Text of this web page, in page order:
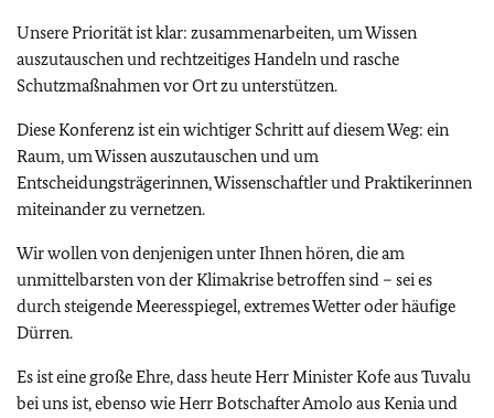
Unsere Priorität ist klar: zusammenarbeiten, um Wissen
auszutauschen und rechtzeitiges Handeln und rasche
Schutzmaßnahmen vor Ort zu unterstützen.
Diese Konferenz ist ein wichtiger Schritt auf diesem Weg: ein
Raum, um Wissen auszutauschen und um
Entscheidungsträgerinnen, Wissenschaftler und Praktikerinnen
miteinander zu vernetzen.
Wir wollen von denjenigen unter Ihnen hören, die am
unmittelbarsten von der Klimakrise betroffen sind – sei es
durch steigende Meeresspiegel, extremes Wetter oder häufige
Dürren.
Es ist eine große Ehre, dass heute Herr Minister Kofe aus Tuvalu
bei uns ist, ebenso wie Herr Botschafter Amolo aus Kenia und